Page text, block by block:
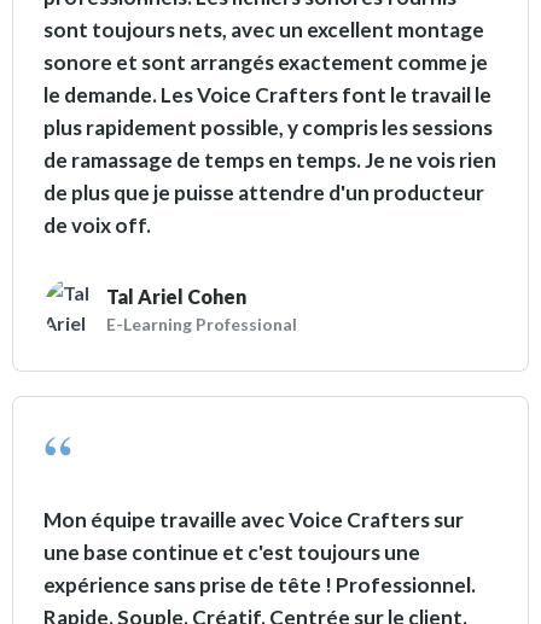
sont toujours nets, avec un excellent montage
sonore et sont arrangés exactement comme je
le demande. Les Voice Crafters font le travail le
plus rapidement possible, y compris les sessions
de ramassage de temps en temps. Je ne vois rien
de plus que je puisse attendre d'un producteur
de voix off.
Tal Ariel Cohen
E-Learning Professional
Mon équipe travaille avec Voice Crafters sur
une base continue et c'est toujours une
expérience sans prise de tête ! Professionnel.
Rapide. Souple. Créatif. Centrée sur le client.